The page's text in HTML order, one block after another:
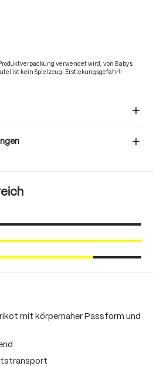
verwendet wird, von Babys
ist kein Spielzeug! Erstickungsgefahr!!
mit körpernaher Passform und